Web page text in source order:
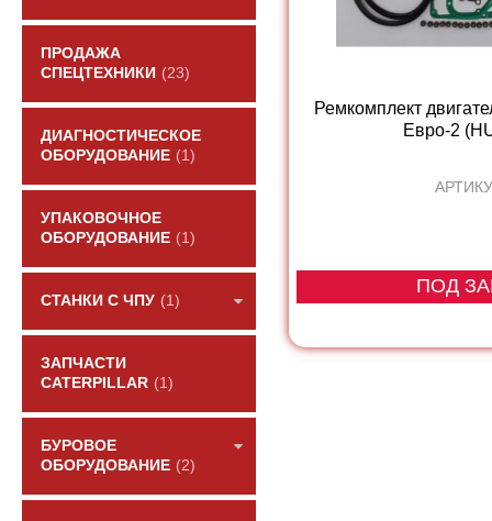
ПРОДАЖА
СПЕЦТЕХНИКИ (23)
ДИАГНОСТИЧЕСКОЕ
ОБОРУДОВАНИЕ (1)
УПАКОВОЧНОЕ
ОБОРУДОВАНИЕ (1)
СТАНКИ С ЧПУ (1)
ЗАПЧАСТИ
CATERPILLAR (1)
БУРОВОЕ
ОБОРУДОВАНИЕ (2)
Ремкомплект
Евро-2
ПОД